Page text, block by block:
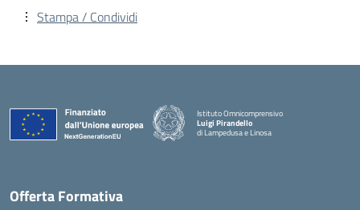
Stampa / Condividi
Istituto Omnicomprensivo
Luigi Pirandello
di Lampedusa e Linosa
Offerta Formativa